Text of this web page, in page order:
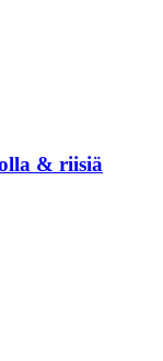
& riisiä